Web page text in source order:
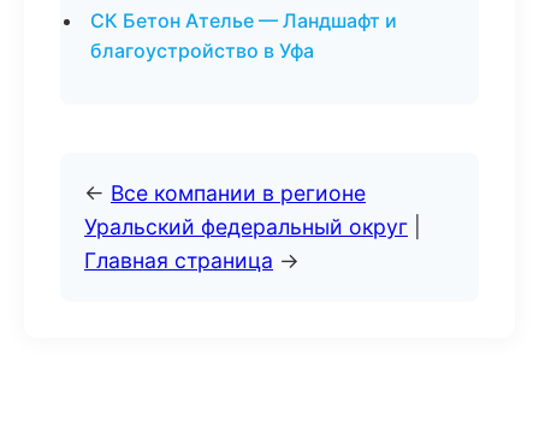
СК Бетон Ателье — Ландшафт и
благоустройство в Уфа
← Все компании в регионе
Уральский федеральный округ
Главная страница →